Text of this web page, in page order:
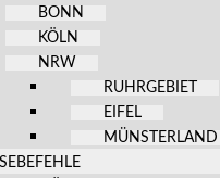
BONN
KÖLN
NRW
RUHRGEBIET
EIFEL
MÜNSTERLAND